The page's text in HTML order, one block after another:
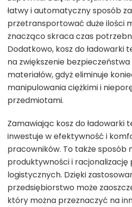
łatwy i automatyczny sposób
przetransportować duże ilości
znacząco skraca czas
Dodatkowo, kosz do ładowarki
na zwiększenie
materiałów, gdyż eliminuje
manipulowania ciężkimi i
przedmiotami.
Zamawiając kosz do ładowarki
inwestuje w efektywność i
pracowników. To także sposób
produktywności i racjonalizację
logistycznych. Dzięki
przedsiębiorstwo może
który można przeznaczyć na